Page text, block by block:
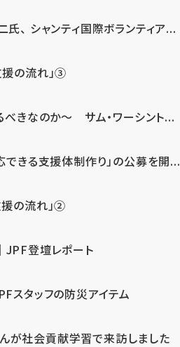
、 シャンティ国際ボランティア...
援の流れ」③
きなのか～ サム・ワーシント...
きる支援体制作り」の公募を開...
援の流れ」②
JPF登壇レポート
スタッフの防災アイテム
が社会貢献学習で来訪しました